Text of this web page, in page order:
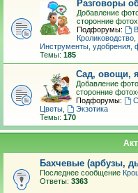
Разговоры
Добавление
сторонние
Подфорумы:
Кролиководство
Инструменты, удобрения,
Темы: 185
Сад, овощи,
Добавление
сторонние
Подфорумы:
Цветы
Экзотика
Темы: 170
Бахчевые (арбузы,
Последнее сообщение
Ответы: 3363